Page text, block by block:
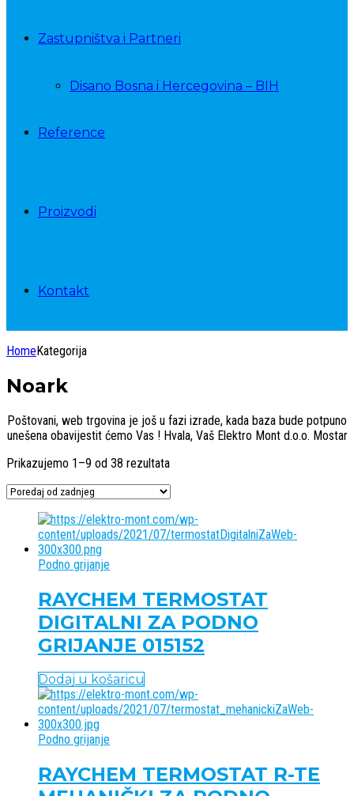
Zastupništva i Partneri
Disano Bosna i Hercegovina – BIH
Reference
Proizvodi
Kontakt
HomeKategorija
Noark
Poštovani, web trgovina je još u fazi izrade, kada baza bude potpuno
unešena obavijestit ćemo Vas ! Hvala, Vaš Elektro Mont d.o.o. Mostar
Prikazujemo 1–9 od 38 rezultataPoredano
Podno grijanje
RAYCHEM TERMOSTAT
DIGITALNI ZA PODNO
GRIJANJE 015152
Dodaj u košaricu
Podno grijanje
RAYCHEM TERMOSTAT R-TE